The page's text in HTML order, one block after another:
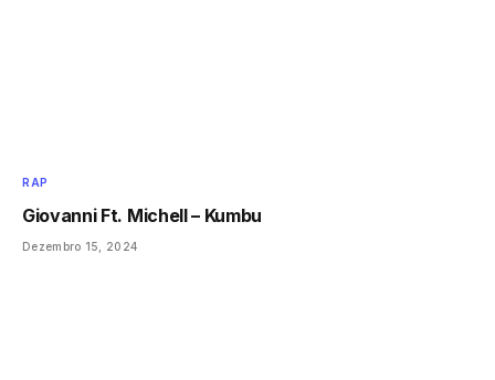
RAP
Giovanni Ft. Michell – Kumbu
Dezembro 15, 2024